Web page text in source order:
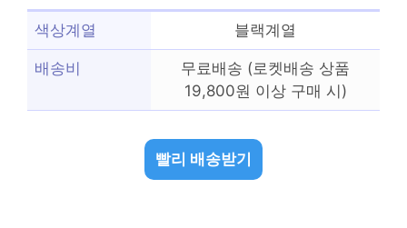
색상계열 블랙계열
배송비
무료배송 (로켓배송 상품
19,800원 이상 구매 시)
빨리 배송받기